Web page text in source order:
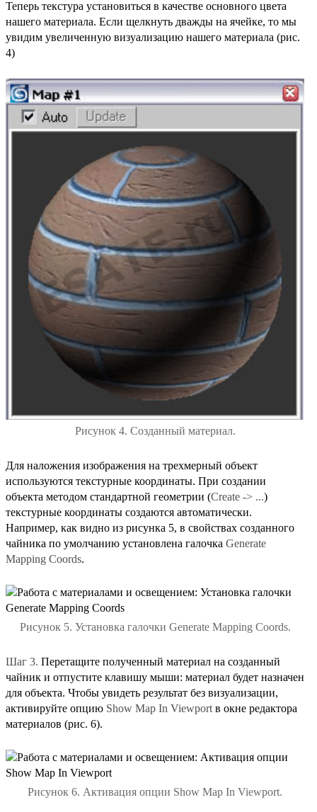
Теперь текстура установиться в качестве основного цвета
нашего материала. Если щелкнуть дважды на ячейке, то мы
увидим увеличенную визуализацию нашего материала (рис.
4)
Рисунок 4. Созданный материал.
Для наложения изображения на трехмерный объект
используются текстурные координаты. При создании
объекта методом стандартной геометрии (Create -> ...)
текстурные координаты создаются автоматически.
Например, как видно из рисунка 5, в свойствах созданного
чайника по умолчанию установлена галочка Generate
Mapping Coords.
Рисунок 5. Установка галочки Generate Mapping Coords.
Шаг 3. Перетащите полученный материал на созданный
чайник и отпустите клавишу мыши: материал будет назначен
для объекта. Чтобы увидеть результат без визуализации,
активируйте опцию Show Map In Viewport в окне редактора
материалов (рис. 6).
Рисунок 6. Активация опции Show Map In Viewport.